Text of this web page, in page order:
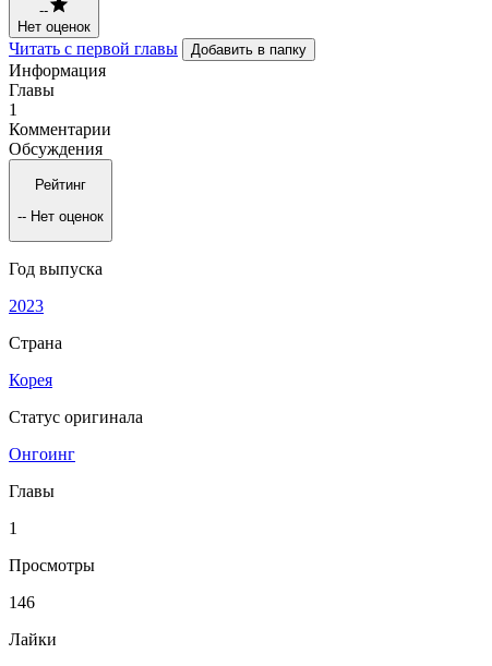
--
Нет оценок
Читать с первой главы Добавить в папку
Информация
Главы
1
Комментарии
Обсуждения
Рейтинг
-- Нет оценок
Год выпуска
2023
Страна
Корея
Статус оригинала
Онгоинг
Главы
1
Просмотры
146
Лайки